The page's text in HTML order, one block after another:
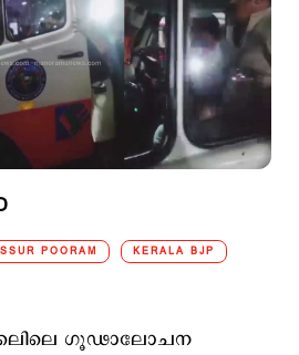
POORAM KERALA BJP
ഗൂഢാലോചന